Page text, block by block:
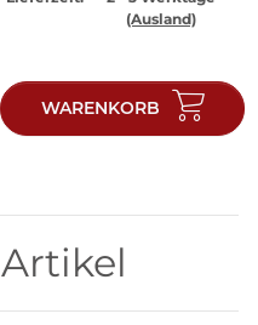
(Ausland)
WARENKORB
Artikel